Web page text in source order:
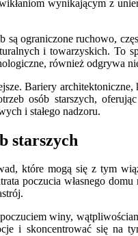
wynikającym z
są ograniczone ruchowo,
i towarzyskich. To
również odgrywa
Bariery
osób starszych,
i stałego nadzoru.
starszych
które mogą się z tym
poczucia własnego
winy,
i skoncentrować się na